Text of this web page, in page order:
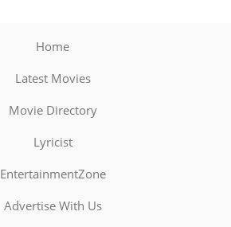
Home
Latest Movies
Movie Directory
Lyricist
EntertainmentZone
Advertise With Us